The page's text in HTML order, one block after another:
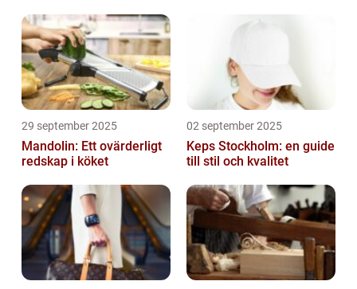
29 september 2025
Mandolin: Ett ovärderligt
redskap i köket
02 september 2025
Keps Stockholm: en guide
till stil och kvalitet